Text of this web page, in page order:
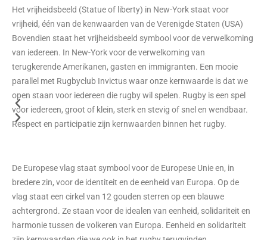
Het vrijheidsbeeld (Statue of liberty) in New-York staat voor
vrijheid, één van de kenwaarden van de Verenigde Staten (USA)
Bovendien staat het vrijheidsbeeld symbool voor de verwelkoming
van iedereen. In New-York voor de verwelkoming van
terugkerende Amerikanen, gasten en immigranten. Een mooie
parallel met Rugbyclub Invictus waar onze kernwaarde is dat we
open staan voor iedereen die rugby wil spelen. Rugby is een spel
voor iedereen, groot of klein, sterk en stevig of snel en wendbaar.
Respect en participatie zijn kernwaarden binnen het rugby.
De Europese vlag staat symbool voor de Europese Unie en, in
bredere zin, voor de identiteit en de eenheid van Europa. Op de
vlag staat een cirkel van 12 gouden sterren op een blauwe
achtergrond. Ze staan voor de idealen van eenheid, solidariteit en
harmonie tussen de volkeren van Europa. Eenheid en solidariteit